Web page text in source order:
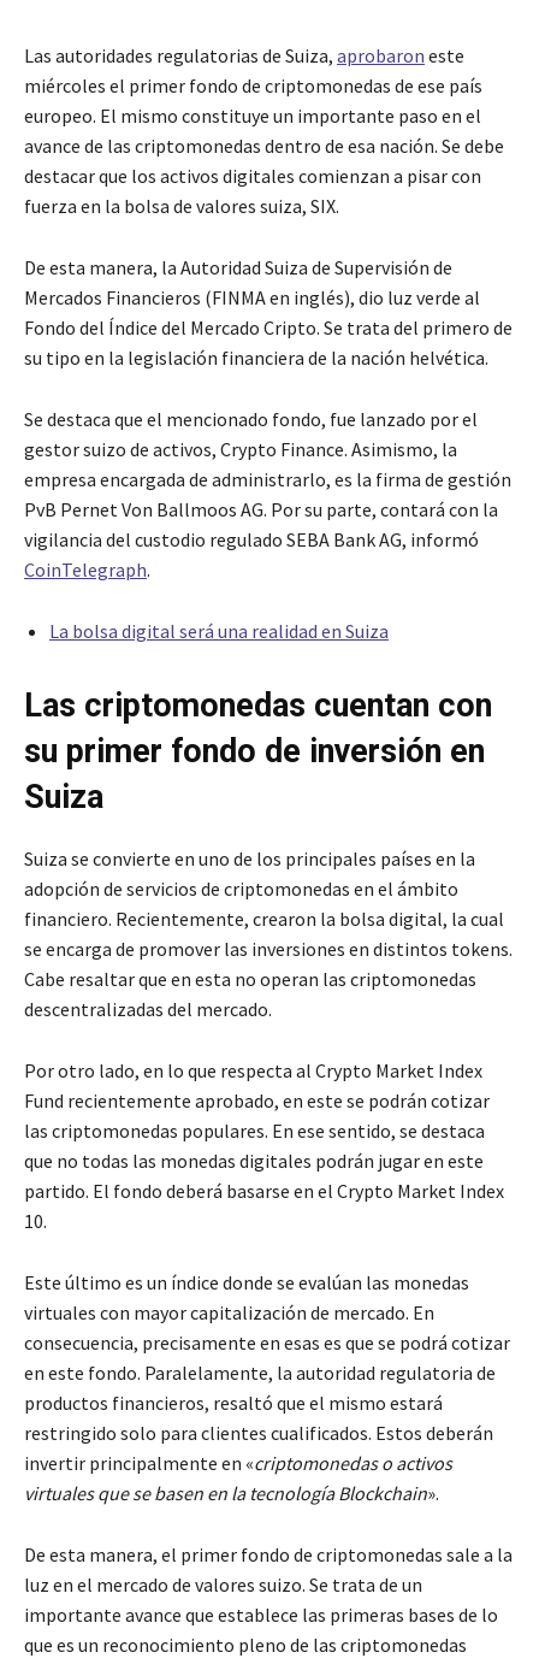
Las autoridades regulatorias de Suiza, aprobaron este
miércoles el primer fondo de criptomonedas de ese país
europeo. El mismo constituye un importante paso en el
avance de las criptomonedas dentro de esa nación. Se debe
destacar que los activos digitales comienzan a pisar con
fuerza en la bolsa de valores suiza, SIX.
De esta manera, la Autoridad Suiza de Supervisión de
Mercados Financieros (FINMA en inglés), dio luz verde al
Fondo del Índice del Mercado Cripto. Se trata del primero de
su tipo en la legislación financiera de la nación helvética.
Se destaca que el mencionado fondo, fue lanzado por el
gestor suizo de activos, Crypto Finance. Asimismo, la
empresa encargada de administrarlo, es la firma de gestión
PvB Pernet Von Ballmoos AG. Por su parte, contará con la
vigilancia del custodio regulado SEBA Bank AG, informó
CoinTelegraph.
La bolsa digital será una realidad en Suiza
Las criptomonedas cuentan con
su primer fondo de inversión en
Suiza
Suiza se convierte en uno de los principales países en la
adopción de servicios de criptomonedas en el ámbito
financiero. Recientemente, crearon la bolsa digital, la cual
se encarga de promover las inversiones en distintos tokens.
Cabe resaltar que en esta no operan las criptomonedas
descentralizadas del mercado.
Por otro lado, en lo que respecta al Crypto Market Index
Fund recientemente aprobado, en este se podrán cotizar
las criptomonedas populares. En ese sentido, se destaca
que no todas las monedas digitales podrán jugar en este
partido. El fondo deberá basarse en el Crypto Market Index
10.
Este último es un índice donde se evalúan las monedas
virtuales con mayor capitalización de mercado. En
consecuencia, precisamente en esas es que se podrá cotizar
en este fondo. Paralelamente, la autoridad regulatoria de
productos financieros, resaltó que el mismo estará
restringido solo para clientes cualificados. Estos deberán
invertir principalmente en «criptomonedas o activos
virtuales que se basen en la tecnología Blockchain».
De esta manera, el primer fondo de criptomonedas sale a la
luz en el mercado de valores suizo. Se trata de un
importante avance que establece las primeras bases de lo
que es un reconocimiento pleno de las criptomonedas